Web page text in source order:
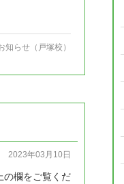
知らせ（戸塚校）
2023年03月10日
の欄をご覧くだ